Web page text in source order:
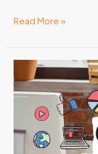
Read More »
Pentingnya
Situs
Web
Profesional
untuk
Perkembangan